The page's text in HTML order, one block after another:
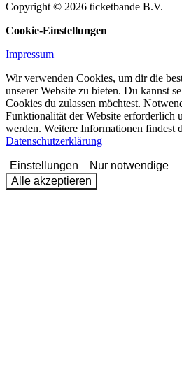
Copyright © 2026 ticketbande B.V.
Cookie-Einstellungen
Impressum
Wir verwenden Cookies, um dir die
unserer Website zu bieten. Du kannst
Cookies du zulassen möchtest.
Funktionalität der Website erforderlich
werden. Weitere Informationen findest
Datenschutzerklärung
Einstellungen
Nur notwendige
Alle akzeptieren